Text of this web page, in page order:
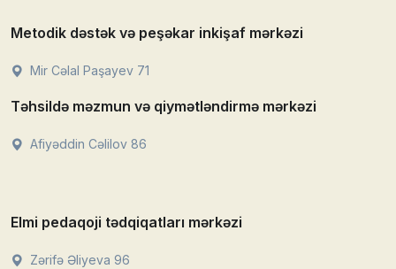
Metodik dəstək və peşəkar inkişaf mərkəzi
Mir Cəlal Paşayev 71
Təhsildə məzmun və qiymətləndirmə mərkəzi
Afiyəddin Cəlilov 86
Elmi pedaqoji tədqiqatları mərkəzi
Zərifə Əliyeva 96